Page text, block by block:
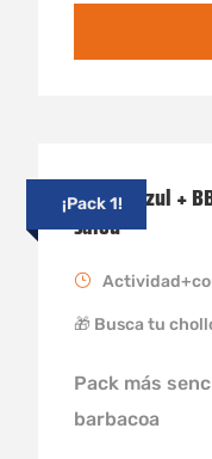
¡Pack 1!
Humor azul +
salou
🎁 Busca tu
Pack más
barbacoa